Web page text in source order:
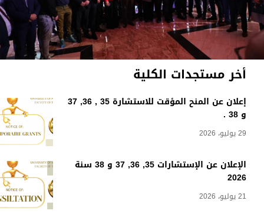
أخر مستجدات الكلية
إعلان عن المنح المؤقت للاستشارة 35 , 36, 37
و 38 .
29 يوليو، 2026
الإعلان عن الإستشارات 35, 36, 37 و 38 سنة
2026
21 يوليو، 2026